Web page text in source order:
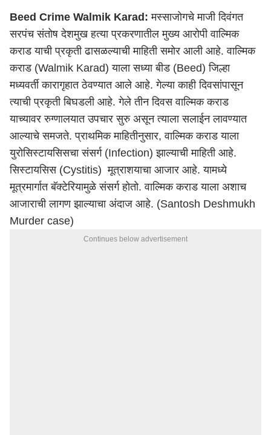
Beed Crime Walmik Karad: मस्साजोगचे माजी दिवंगत
सरपंच संतोष देशमुख हत्या प्रकरणातील मुख्य आरोपी वाल्मिक
कराड याची प्रकृती ढासळल्याची माहिती समोर आली आहे. वाल्मिक
कराड (Walmik Karad) याला सध्या बीड (Beed) जिल्हा
मध्यवर्ती कारागृहात ठेवण्यात आले आहे. गेल्या काही दिवसांपासून
त्याची प्रकृती बिघडली आहे. गेले तीन दिवस वाल्मिक कराड
याच्यावर रुग्णालयात उपचार सुरु असून त्याला सलाईन लावण्यात
आल्याचे समजते. प्राथमिक माहितीनुसार, वाल्मिक कराड याला
युरोसिस्टायसिसचा संसर्ग (Infection) झाल्याची माहिती आहे.
सिस्टायसिस (Cystitis) मूत्राशयाचा आजार आहे. यामध्ये
मूत्रमार्गात बॅक्टेरियामुळे संसर्ग होतो. वाल्मिक कराड याला अशाच
आजाराची लागण झाल्याचा अंदाज आहे. (Santosh Deshmukh
Murder case)
Continues below advertisement